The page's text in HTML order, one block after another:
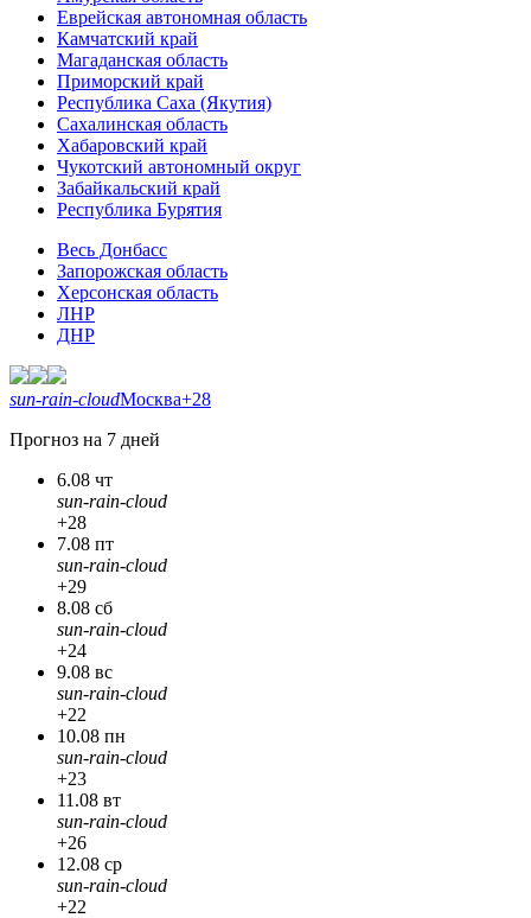
Еврейская автономная область
Камчатский край
Магаданская область
Приморский край
Республика Саха (Якутия)
Сахалинская область
Хабаровский край
Чукотский автономный округ
Забайкальский край
Республика Бурятия
Весь Донбасс
Запорожская область
Херсонская область
ЛНР
ДНР
sun-rain-cloudМосква+28
Прогноз на 7 дней
6.08 чт
sun-rain-cloud
+28
7.08 пт
sun-rain-cloud
+29
8.08 сб
sun-rain-cloud
+24
9.08 вс
sun-rain-cloud
+22
10.08 пн
sun-rain-cloud
+23
11.08 вт
sun-rain-cloud
+26
12.08 ср
sun-rain-cloud
+22